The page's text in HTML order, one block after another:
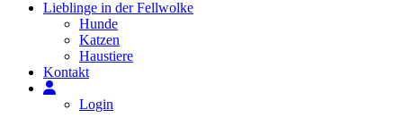
Lieblinge in der Fellwolke
Hunde
Katzen
Haustiere
Kontakt
Login